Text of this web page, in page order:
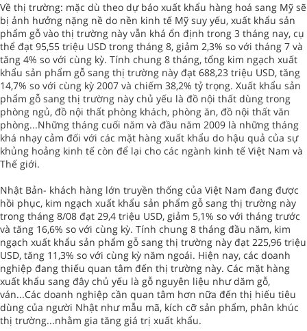
Về thị trường: mặc dù theo dự báo xuất khẩu hàng hoá sang Mỹ sẽ
bị ảnh hưởng nặng nề do nền kinh tế Mỹ suy yếu, xuất khẩu sản
phẩm gỗ vào thị trường này vẫn khá ổn định trong 3 tháng nay, cụ
thể đạt 95,55 triệu USD trong tháng 8, giảm 2,3% so với tháng 7 và
tăng 4% so với cùng kỳ. Tính chung 8 tháng, tổng kim ngạch xuất
khẩu sản phẩm gỗ sang thị trường này đạt 688,23 triệu USD, tăng
14,7% so với cùng kỳ 2007 và chiếm 38,2% tỷ trọng. Xuất khẩu sản
phẩm gỗ sang thị trường này chủ yếu là đồ nội thất dùng trong
phòng ngủ, đồ nội thất phòng khách, phòng ăn, đồ nội thất văn
phòng...Những tháng cuối năm và đầu năm 2009 là những tháng
khá nhạy cảm đối với các mặt hàng xuất khẩu do hậu quả của sự
khủng hoảng kinh tế còn để lại cho các ngành kinh tế Việt Nam và
Thế giới.
Nhật Bản- khách hàng lớn truyền thống của Việt Nam đang được
hồi phục, kim ngạch xuất khẩu sản phẩm gỗ sang thị trường này
trong tháng 8/08 đạt 29,4 triệu USD, giảm 5,1% so với tháng trước
và tăng 16,6% so với cùng kỳ. Tính chung 8 tháng đầu năm, kim
ngạch xuất khẩu sản phẩm gỗ sang thị trường này đạt 225,96 triệu
USD, tăng 11,3% so với cùng kỳ năm ngoái. Hiện nay, các doanh
nghiệp đang thiếu quan tâm đến thị trường này. Các mặt hàng
xuất khẩu sang đây chủ yếu là gỗ nguyên liệu như dăm gỗ,
ván...Các doanh nghiệp cần quan tâm hơn nữa đến thị hiếu tiêu
dùng của người Nhật như mẫu mã, kích cỡ sản phẩm, phân khúc
thị trường...nhằm gia tăng giá trị xuất khẩu.